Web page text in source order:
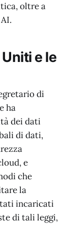
oltre a
e le
di
ha
dei dati
di dati,
e
che
la
incaricati
di tali leggi,